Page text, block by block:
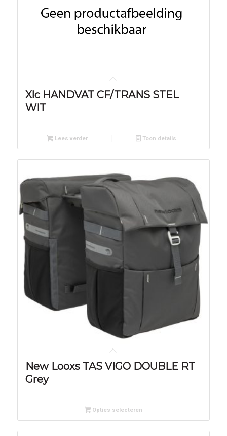
Xlc HANDVAT CF/TRANS STEL
WIT
Lees verder Toon details
New Looxs TAS VIGO DOUBLE RT
Grey
Opties selecteren